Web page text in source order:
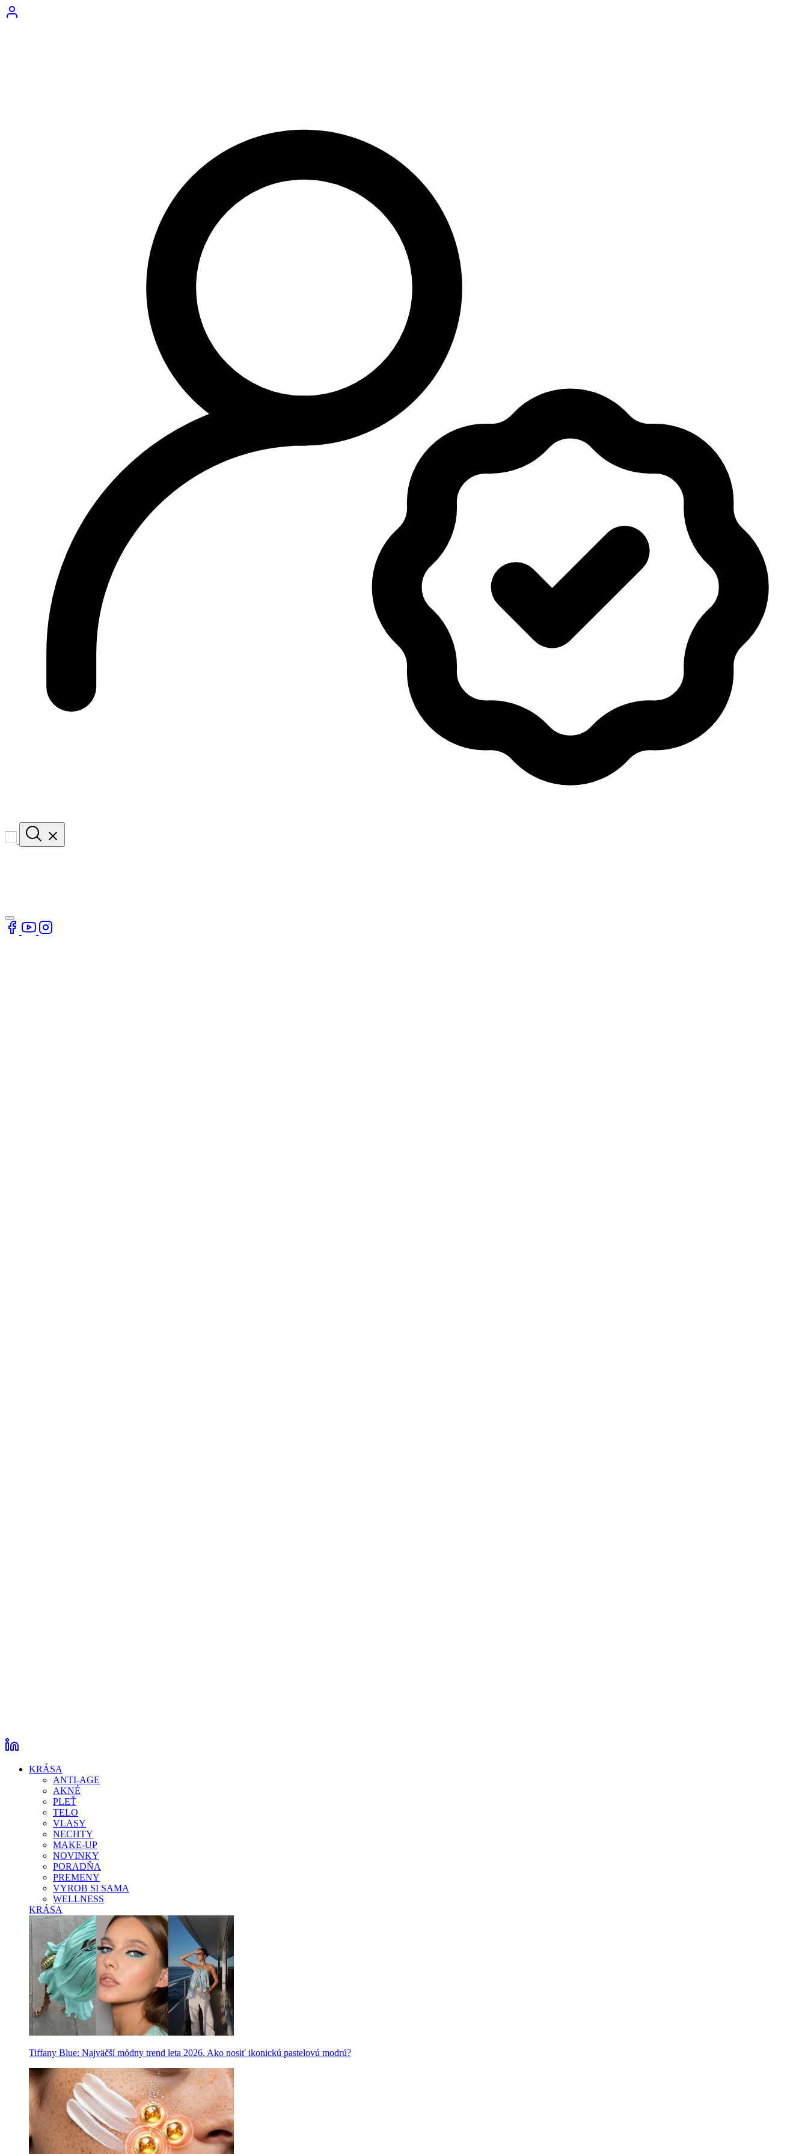
KRÁSA
ANTI-AGE
AKNÉ
PLEŤ
TELO
VLASY
NECHTY
MAKE-UP
NOVINKY
PORADŇA
PREMENY
VYROB SI SAMA
WELLNESS
KRÁSA
Tiffany Blue: Najväčší módny trend leta 2026. Ako nosiť ikonickú pastelovú modrú?